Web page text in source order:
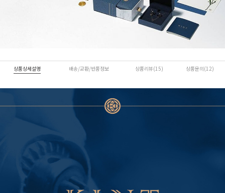
상품상세설명 배송/교환/반품정보 상품리뷰(15) 상품문의(12)